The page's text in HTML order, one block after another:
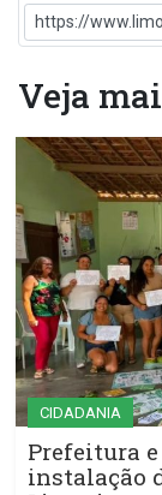
Veja
CIDADANIA
Prefeitura
instalação